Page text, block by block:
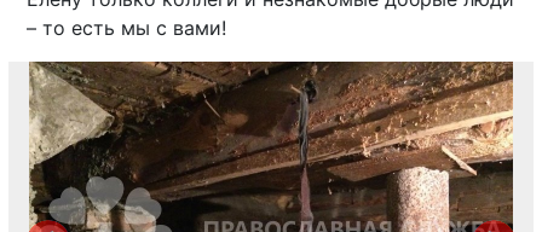
– то есть мы с вами!